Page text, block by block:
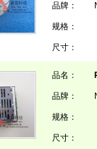
品牌：
规格：
尺寸：
品名：
品牌：
规格：
尺寸：